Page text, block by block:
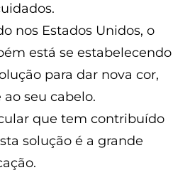
nos Estados Unidos, o
está se estabelecendo
para dar nova cor,
seu cabelo.
que tem contribuído
solução é a grande